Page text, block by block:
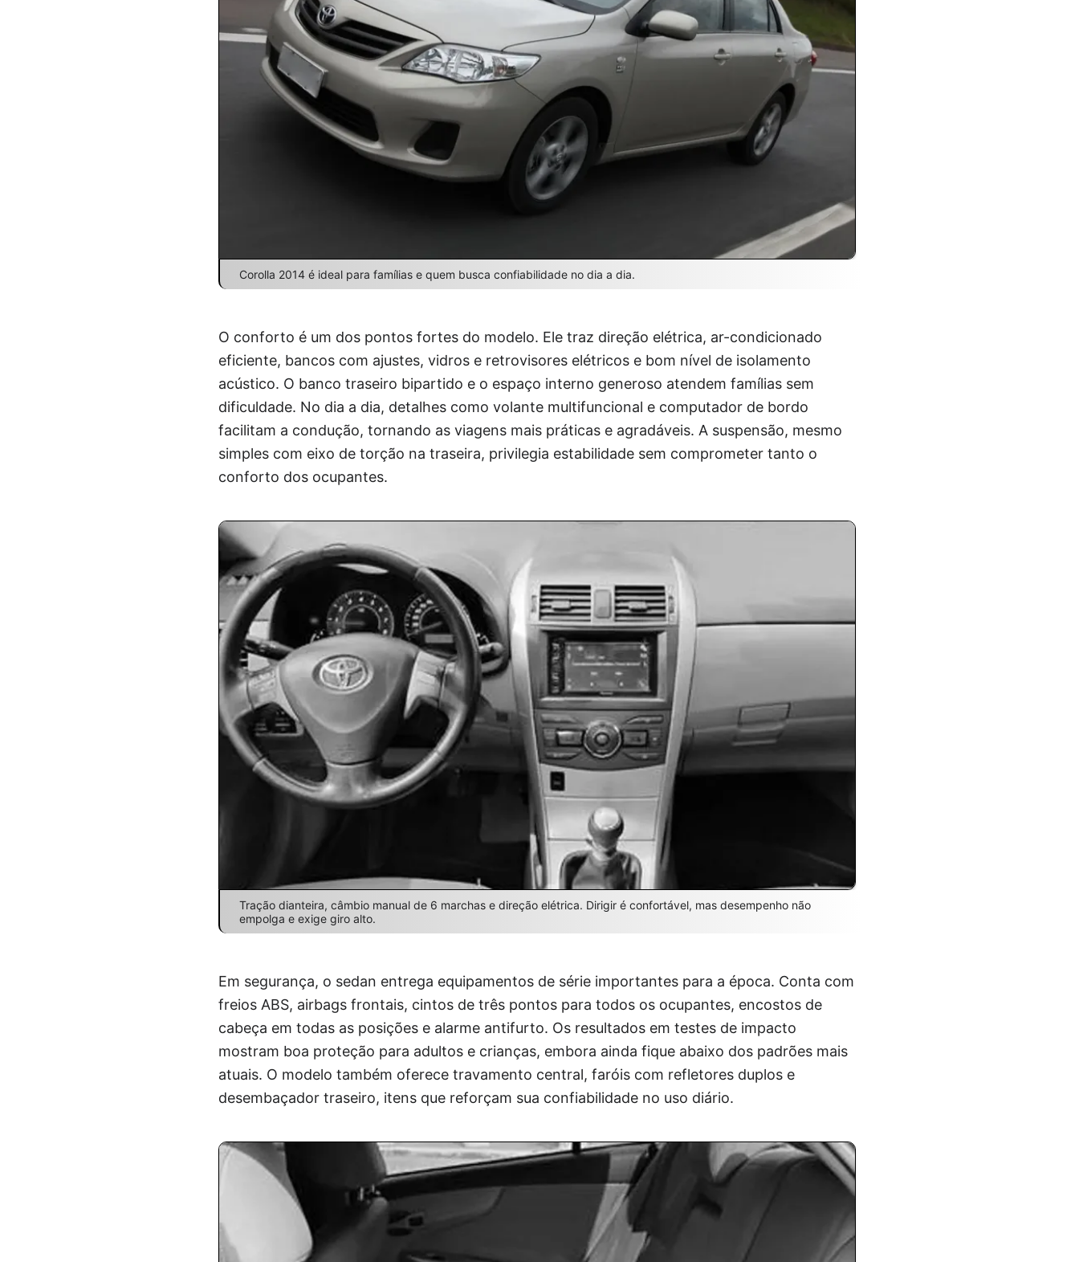
Corolla 2014 é ideal para famílias e quem busca confiabilidade no dia a dia.
O conforto é um dos pontos fortes do modelo. Ele traz direção elétrica, ar-condicionado
eficiente, bancos com ajustes, vidros e retrovisores elétricos e bom nível de isolamento
acústico. O banco traseiro bipartido e o espaço interno generoso atendem famílias sem
dificuldade. No dia a dia, detalhes como volante multifuncional e computador de bordo
facilitam a condução, tornando as viagens mais práticas e agradáveis. A suspensão, mesmo
simples com eixo de torção na traseira, privilegia estabilidade sem comprometer tanto o
conforto dos ocupantes.
Tração dianteira, câmbio manual de 6 marchas e direção elétrica. Dirigir é confortável, mas desempenho não
empolga e exige giro alto.
Em segurança, o sedan entrega equipamentos de série importantes para a época. Conta com
freios ABS, airbags frontais, cintos de três pontos para todos os ocupantes, encostos de
cabeça em todas as posições e alarme antifurto. Os resultados em testes de impacto
mostram boa proteção para adultos e crianças, embora ainda fique abaixo dos padrões mais
atuais. O modelo também oferece travamento central, faróis com refletores duplos e
desembaçador traseiro, itens que reforçam sua confiabilidade no uso diário.